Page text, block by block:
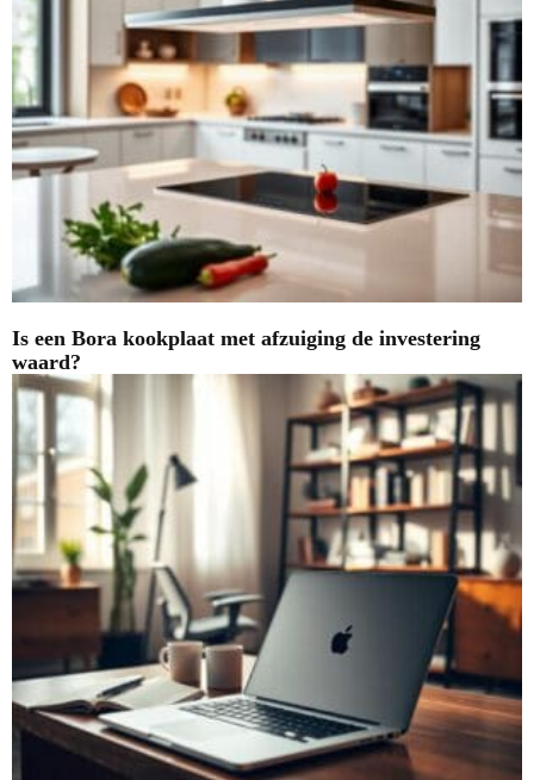
Is een Bora kookplaat met afzuiging de investering
waard?